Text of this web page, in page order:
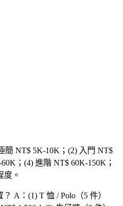
簡 NT$ 5K-10K；(2) 入門 NT$
；(4) 進階 NT$ 60K-150K；
度。
？ A：(1) T 恤 / Polo（5 件）